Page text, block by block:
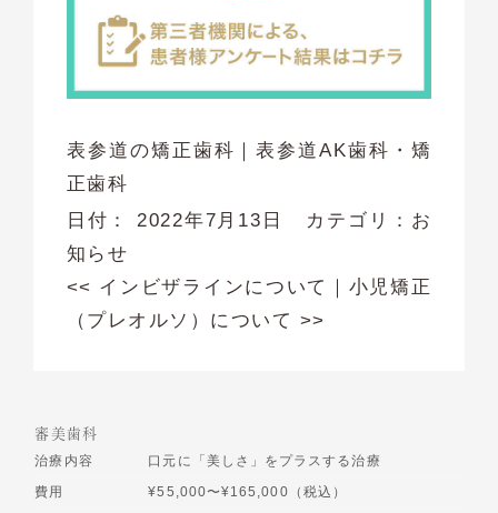
表参道の矯正歯科｜表参道AK歯科・矯
正歯科
日付：2022年7月13日 カテゴリ： お
知らせ
<< インビザラインについて
小児矯正
（プレオルソ）について >>
審美歯科
治療内容
口元に「美しさ」をプラスする治療
費用
¥55,000〜¥165,000（税込）